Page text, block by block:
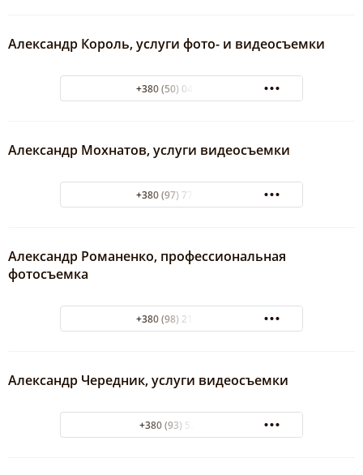
Александр Король, услуги фото- и видеосъемки
+380 (50) 047-06-50
Александр Мохнатов, услуги видеосъемки
+380 (97) 774-92-90
Александр Романенко, профессиональная
фотосъемка
+380 (98) 210-30-06
Александр Чередник, услуги видеосъемки
+380 (93) 5259300